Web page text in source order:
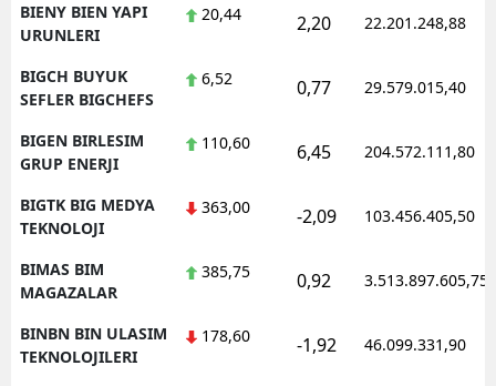
BIENY BIEN YAPI
URUNLERI
20,44 2,20 22.201.248,88
BIGCH BUYUK
SEFLER BIGCHEFS
6,52 0,77 29.579.015,40
BIGEN BIRLESIM
GRUP ENERJI
110,60 6,45 204.572.111,80
BIGTK BIG MEDYA
TEKNOLOJI
363,00 -2,09 103.456.405,50
BIMAS BIM
MAGAZALAR
385,75 0,92 3.513.897.605,75
BINBN BIN ULASIM
TEKNOLOJILERI
178,60 -1,92 46.099.331,90